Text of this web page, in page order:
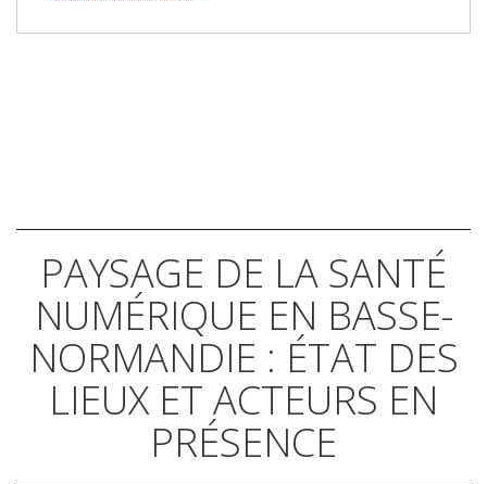
PAYSAGE DE LA SANTÉ
NUMÉRIQUE EN BASSE-
NORMANDIE : ÉTAT DES
LIEUX ET ACTEURS EN
PRÉSENCE